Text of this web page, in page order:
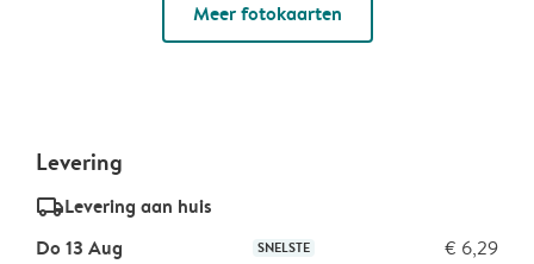
Meer fotokaarten
Levering
delivery_standard_v2Levering aan huis
Do 13 Aug
SNELSTE € 6,29